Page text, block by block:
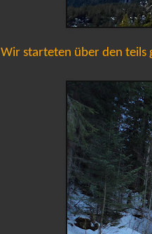
Wir starteten über den teils